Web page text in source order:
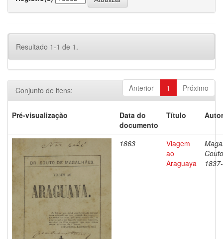
Resultado 1-1 de 1.
Anterior 1 Próximo
Conjunto de itens:
Pré-visualização
Data do
documento
Título
1863
Viagem
ao
Araguaya